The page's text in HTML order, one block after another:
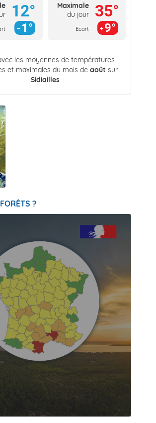
12°
1°
Maximale
du jour
Ecart
35°
9°
les moyennes de températures
et maximales du mois de août sur
Sidiailles
?